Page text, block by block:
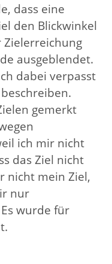
dass eine
den Blickwinkel
Zielerreichung
ausgeblendet.
dabei verpasst
gemerkt
ich mir nicht
das Ziel nicht
nicht mein Ziel,
nur
wurde für